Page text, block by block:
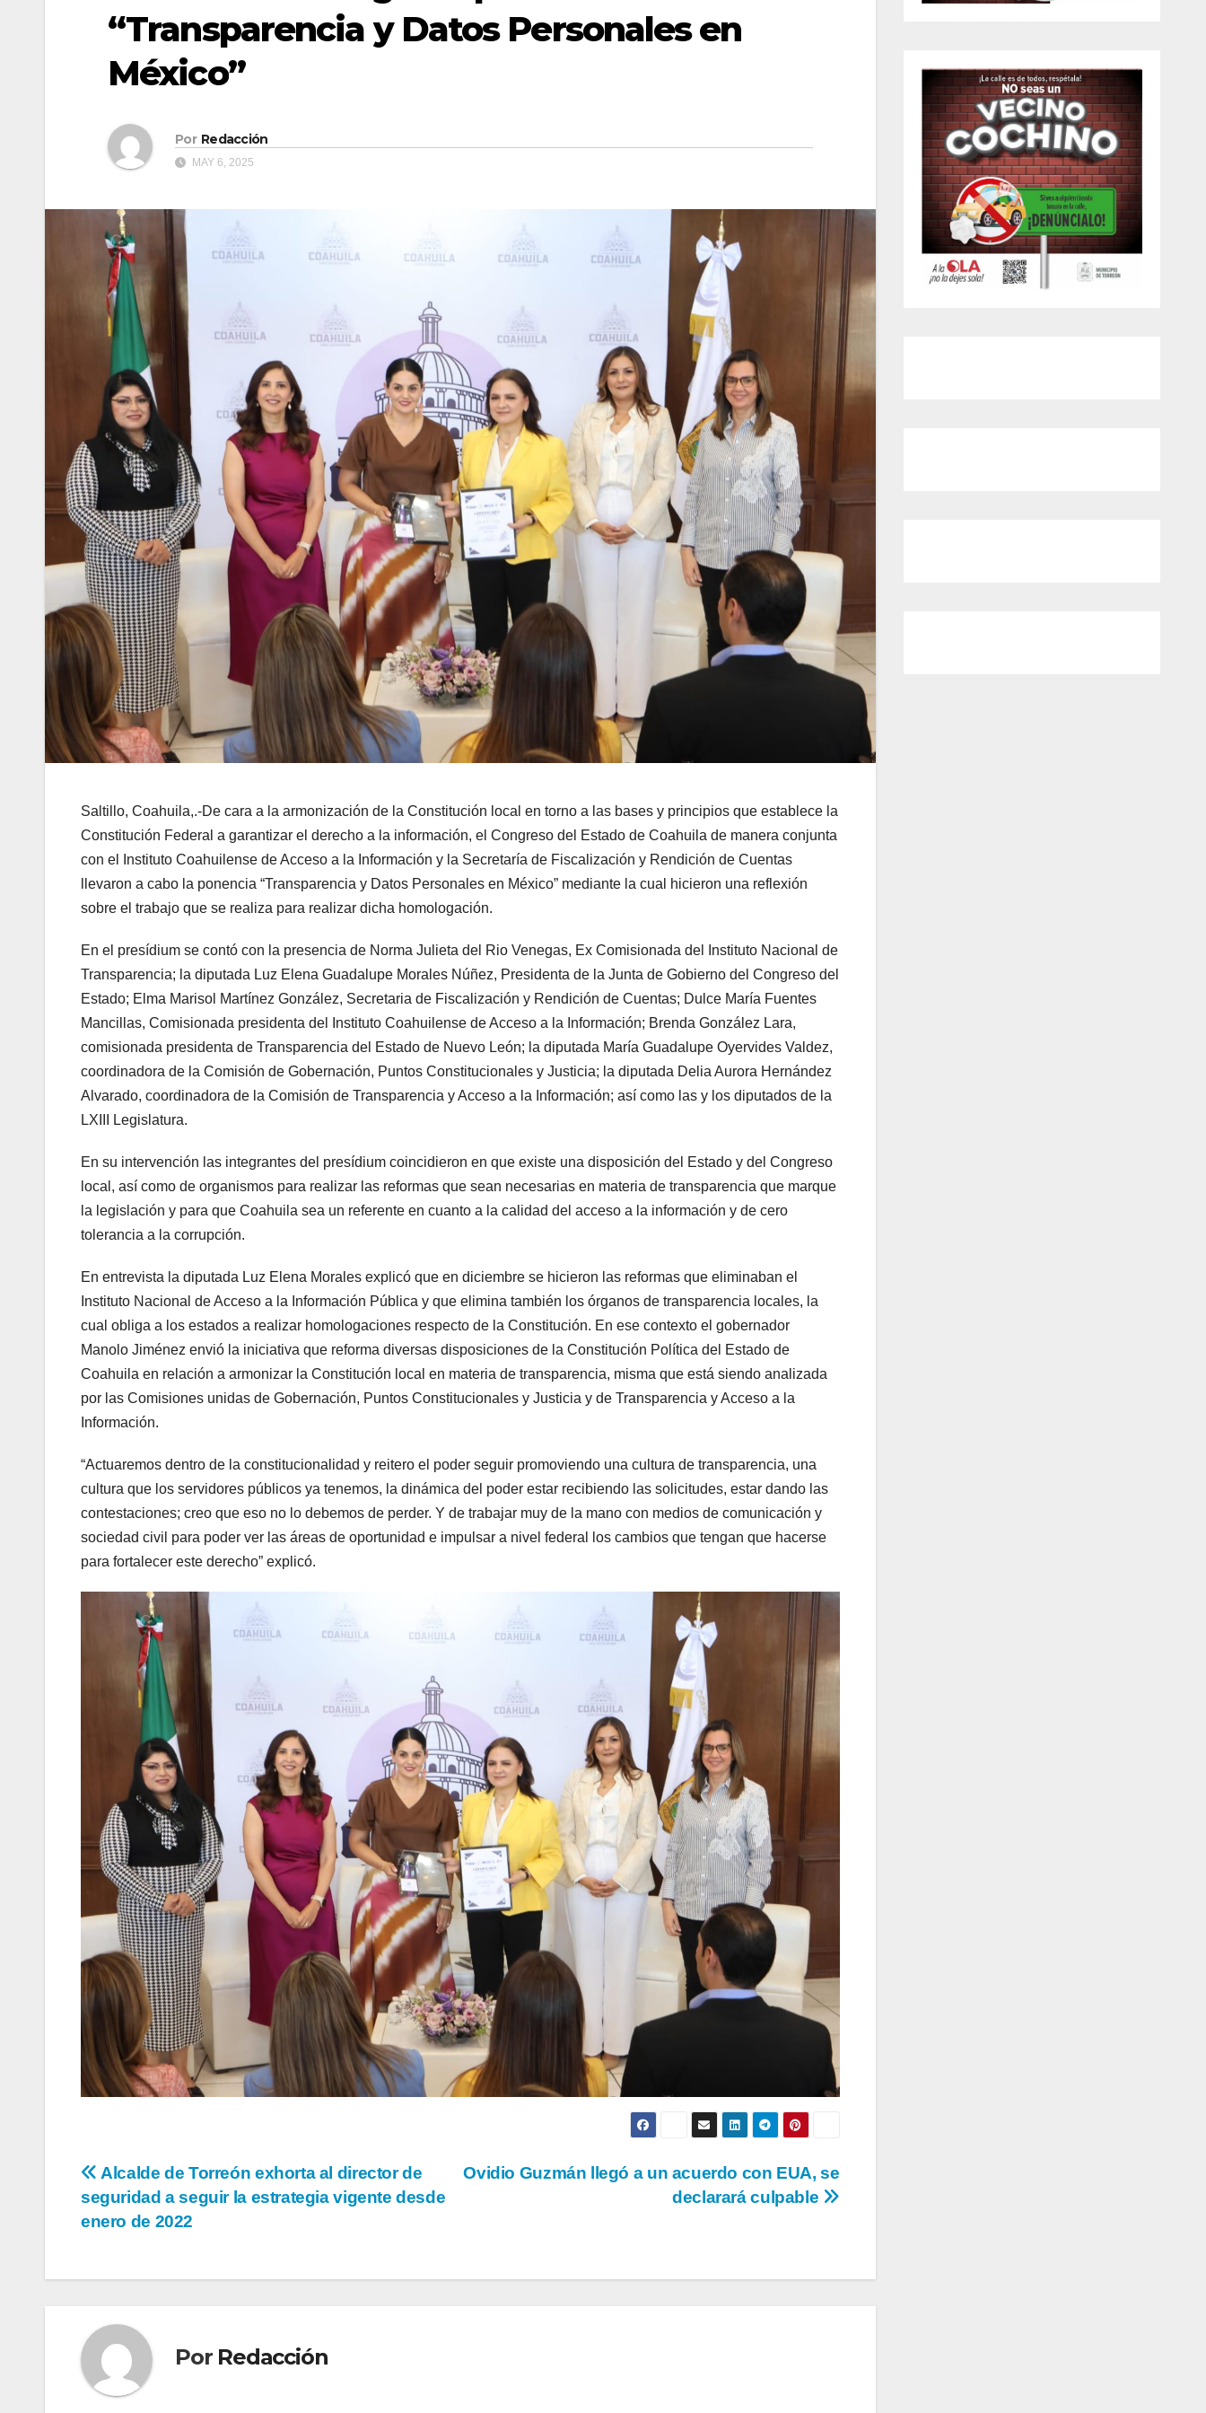
“Transparencia y Datos Personales en
México”
Por Redacción
MAY 6, 2025
Saltillo, Coahuila,.-De cara a la armonización de la Constitución local en torno a las bases y principios que establece la
Constitución Federal a garantizar el derecho a la información, el Congreso del Estado de Coahuila de manera conjunta
con el Instituto Coahuilense de Acceso a la Información y la Secretaría de Fiscalización y Rendición de Cuentas
llevaron a cabo la ponencia “Transparencia y Datos Personales en México” mediante la cual hicieron una reflexión
sobre el trabajo que se realiza para realizar dicha homologación.
En el presídium se contó con la presencia de Norma Julieta del Rio Venegas, Ex Comisionada del Instituto Nacional de
Transparencia; la diputada Luz Elena Guadalupe Morales Núñez, Presidenta de la Junta de Gobierno del Congreso del
Estado; Elma Marisol Martínez González, Secretaria de Fiscalización y Rendición de Cuentas; Dulce María Fuentes
Mancillas, Comisionada presidenta del Instituto Coahuilense de Acceso a la Información; Brenda González Lara,
comisionada presidenta de Transparencia del Estado de Nuevo León; la diputada María Guadalupe Oyervides Valdez,
coordinadora de la Comisión de Gobernación, Puntos Constitucionales y Justicia; la diputada Delia Aurora Hernández
Alvarado, coordinadora de la Comisión de Transparencia y Acceso a la Información; así como las y los diputados de la
LXIII Legislatura.
En su intervención las integrantes del presídium coincidieron en que existe una disposición del Estado y del Congreso
local, así como de organismos para realizar las reformas que sean necesarias en materia de transparencia que marque
la legislación y para que Coahuila sea un referente en cuanto a la calidad del acceso a la información y de cero
tolerancia a la corrupción.
En entrevista la diputada Luz Elena Morales explicó que en diciembre se hicieron las reformas que eliminaban el
Instituto Nacional de Acceso a la Información Pública y que elimina también los órganos de transparencia locales, la
cual obliga a los estados a realizar homologaciones respecto de la Constitución. En ese contexto el gobernador
Manolo Jiménez envió la iniciativa que reforma diversas disposiciones de la Constitución Política del Estado de
Coahuila en relación a armonizar la Constitución local en materia de transparencia, misma que está siendo analizada
por las Comisiones unidas de Gobernación, Puntos Constitucionales y Justicia y de Transparencia y Acceso a la
Información.
“Actuaremos dentro de la constitucionalidad y reitero el poder seguir promoviendo una cultura de transparencia, una
cultura que los servidores públicos ya tenemos, la dinámica del poder estar recibiendo las solicitudes, estar dando las
contestaciones; creo que eso no lo debemos de perder. Y de trabajar muy de la mano con medios de comunicación y
sociedad civil para poder ver las áreas de oportunidad e impulsar a nivel federal los cambios que tengan que hacerse
para fortalecer este derecho” explicó.
Navegación
de
Ovidio Guzmán llegó a un acuerdo con EUA, se
declarará culpable
Alcalde de Torreón exhorta al director de
seguridad a seguir la estrategia vigente desde
enero de 2022
Por Redacción